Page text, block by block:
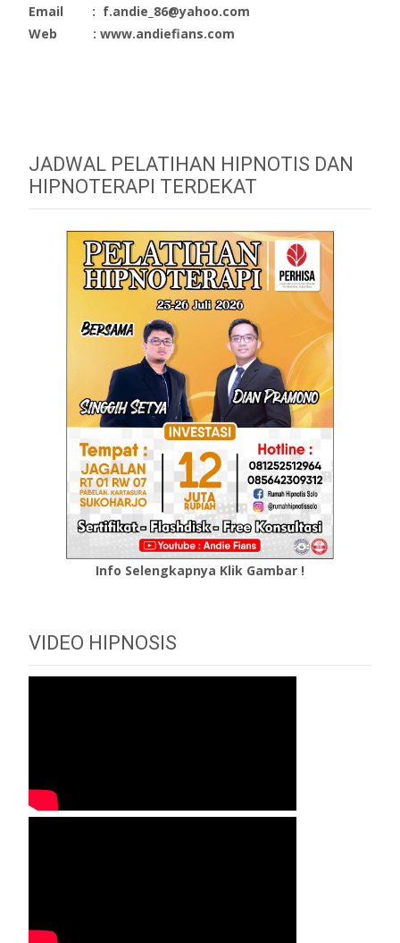
Email : f.andie_86@yahoo.com
Web
: www.andiefians.com
JADWAL PELATIHAN HIPNOTIS DAN
HIPNOTERAPI TERDEKAT
Info Selengkapnya Klik Gambar !
VIDEO HIPNOSIS